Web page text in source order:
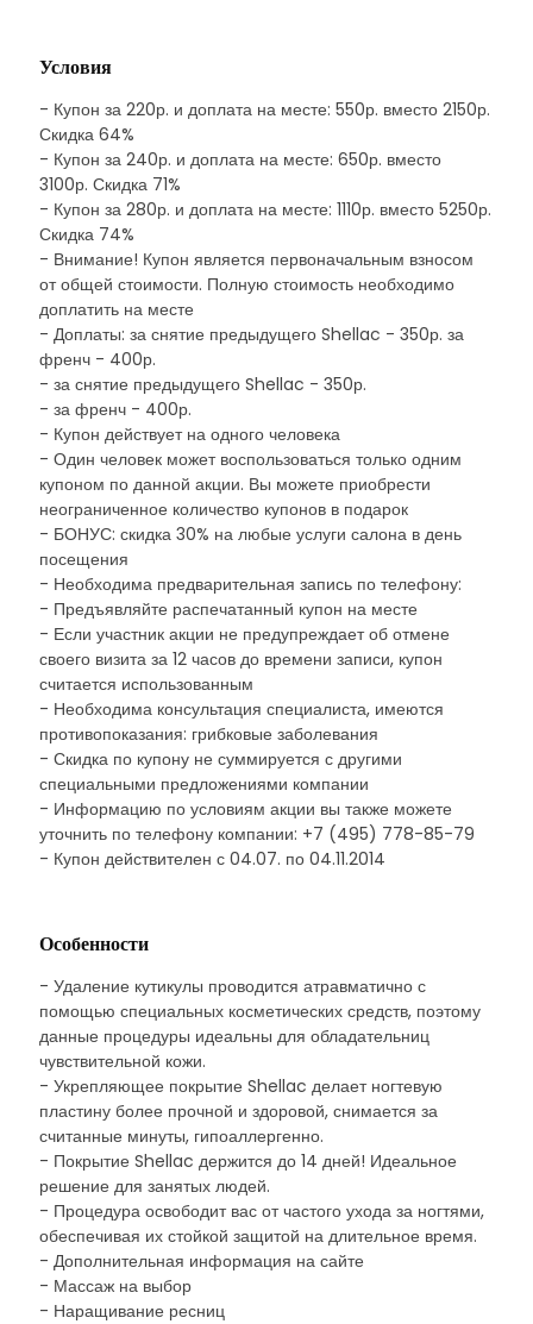
Условия
- Купон за 220р. и доплата на месте: 550р. вместо 2150р.
Скидка 64%
- Купон за 240р. и доплата на месте: 650р. вместо
3100р. Скидка 71%
- Купон за 280р. и доплата на месте: 1110р. вместо 5250р.
Скидка 74%
- Внимание! Купон является первоначальным взносом
от общей стоимости. Полную стоимость необходимо
доплатить на месте
- Доплаты: за снятие предыдущего Shellac - 350р. за
френч - 400р.
- за снятие предыдущего Shellac - 350р.
- за френч - 400р.
- Купон действует на одного человека
- Один человек может воспользоваться только одним
купоном по данной акции. Вы можете приобрести
неограниченное количество купонов в подарок
- БОНУС: скидка 30% на любые услуги салона в день
посещения
- Необходима предварительная запись по телефону:
- Предъявляйте распечатанный купон на месте
- Если участник акции не предупреждает об отмене
своего визита за 12 часов до времени записи, купон
считается использованным
- Необходима консультация специалиста, имеются
противопоказания: грибковые заболевания
- Скидка по купону не суммируется с другими
специальными предложениями компании
- Информацию по условиям акции вы также можете
уточнить по телефону компании: +7 (495) 778-85-79
- Купон действителен с 04.07. по 04.11.2014
Особенности
- Удаление кутикулы проводится атравматично с
помощью специальных косметических средств, поэтому
данные процедуры идеальны для обладательниц
чувствительной кожи.
- Укрепляющее покрытие Shellac делает ногтевую
пластину более прочной и здоровой, снимается за
считанные минуты, гипоаллергенно.
- Покрытие Shellac держится до 14 дней! Идеальное
решение для занятых людей.
- Процедура освободит вас от частого ухода за ногтями,
обеспечивая их стойкой защитой на длительное время.
- Дополнительная информация на сайте
- Массаж на выбор
- Наращивание ресниц